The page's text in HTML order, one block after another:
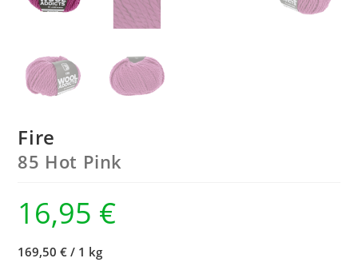
Fire
85 Hot Pink
16,95 €
169,50 € / 1 kg